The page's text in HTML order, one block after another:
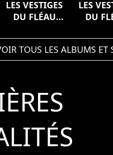
LES VESTIGES
DU FLÉAU
deluxe)
LES
DU
TOUS LES ALBUMS ET